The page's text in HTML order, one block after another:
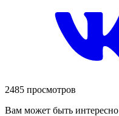
2485 просмотров
Вам может быть интересно